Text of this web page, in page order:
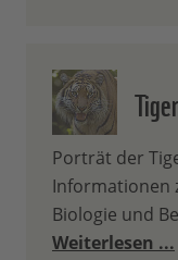
Porträt der
Informationen
Biologie und
Weiterlesen ...